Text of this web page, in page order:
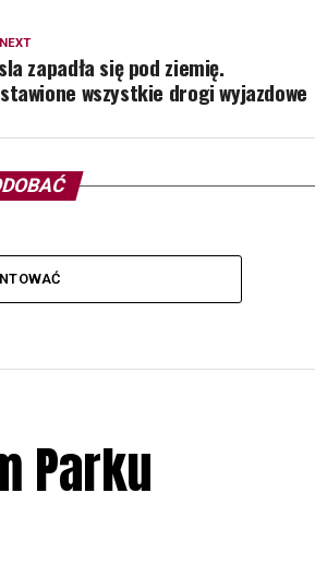
zapadła się pod ziemię.
wszystkie drogi wyjazdowe
Parku